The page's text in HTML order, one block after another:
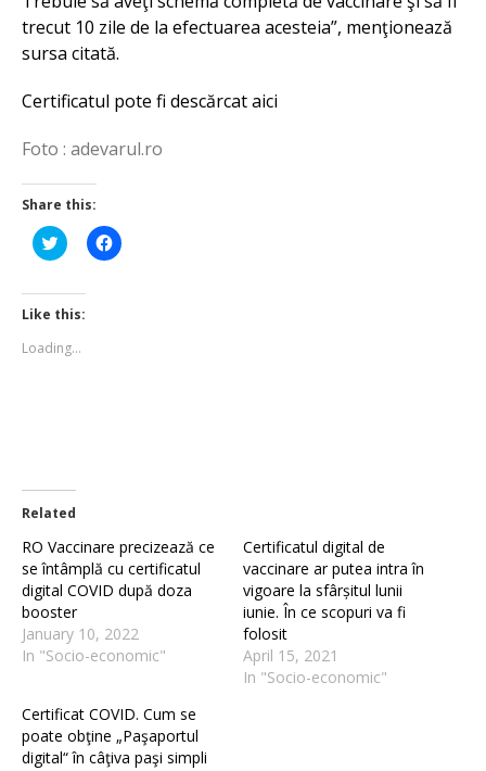
trecut 10 zile de la efectuarea acesteia”, menţionează
sursa citată.
Certificatul pote fi descărcat aici
Foto : adevarul.ro
Share this:
Click
to
Twitter
(Opens
in
window)
Click
to
Like this:
Loading...
Related
RO Vaccinare precizează ce
se întâmplă cu certificatul
digital COVID după doza
booster
January 10, 2022
In "Socio-economic"
Certificatul digital de
vaccinare ar putea intra în
vigoare la sfârșitul lunii
iunie. În ce scopuri va fi
folosit
April 15, 2021
In "Socio-economic"
Certificat COVID. Cum se
poate obţine „Paşaportul
digital“ în câţiva paşi simpli